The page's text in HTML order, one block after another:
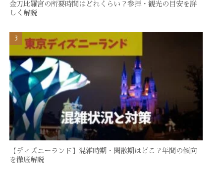
金刀比羅宮の所要時間はどれくらい？参拝・観光の目安を詳
しく解説
【ディズニーランド】混雑時期・閑散期はどこ？年間の傾向
を徹底解説